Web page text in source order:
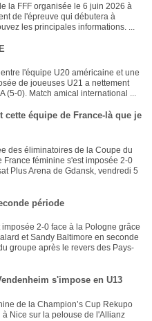
la FFF organisée le 6 juin 2026 à
de l'épreuve qui débutera à
les principales informations. ...
l'équipe U20 américaine et une
de joueuses U21 a nettement
(5-0). Match amical international ...
cette équipe de France-là que je
des éliminatoires de la Coupe du
France féminine s'est imposée 2-0
Plus Arena de Gdansk, vendredi 5
période
2-0 face à la Pologne grâce
et Sandy Baltimore en seconde
groupe après le revers des Pays-
s'impose en U13
de la Champion’s Cup Rekupo
Nice sur la pelouse de l'Allianz